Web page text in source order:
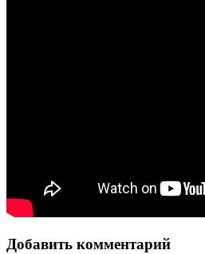
Добавить комментарий